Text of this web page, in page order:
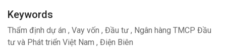
Keywords
Thẩm định dự án , Vay vốn , Đầu tư , Ngân hàng TMCP Đầu
tư và Phát triển Việt Nam , Điện Biên